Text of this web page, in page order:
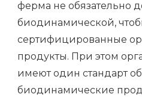
ферма не обязательно
биодинамической,
сертифицированные
продукты. При этом
имеют один стандарт
биодинамические